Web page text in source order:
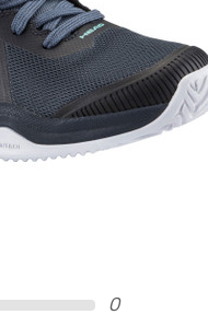
0